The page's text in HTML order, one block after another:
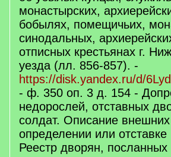
монастырских,
бобылях, помещичьих,
синодальных,
отписных крестьянах г.
уезда (лл. 856-857). -
https://disk.yandex.ru/d/
- ф. 350 оп. 3 д. 154 -
недорослей, отставных
солдат. Описание
определении или
Реестр дворян,